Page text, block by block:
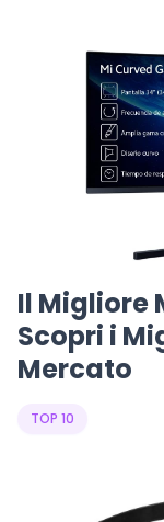
Il Migliore
Scopri i
Mercato
TOP 10